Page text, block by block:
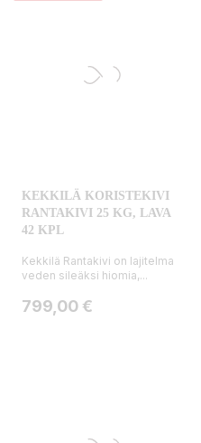
KEKKILÄ KORISTEKIVI
RANTAKIVI 25 KG, LAVA
42 KPL
Kekkilä Rantakivi on lajitelma
veden sileäksi hiomia,...
Hinta
799,00 €